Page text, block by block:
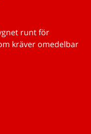
runt för
kräver omedelbar